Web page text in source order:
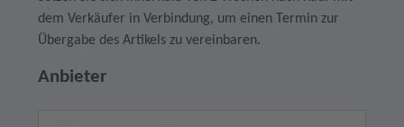
dem Verkäufer in Verbindung, um einen Termin zur
Übergabe des Artikels zu vereinbaren.
Anbieter